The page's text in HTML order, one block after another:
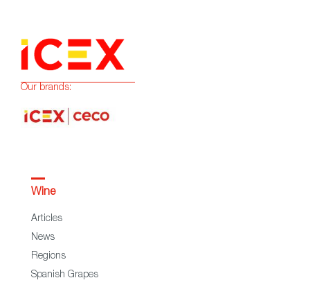
Our brands:
Wine
Articles
News
Regions
Spanish Grapes